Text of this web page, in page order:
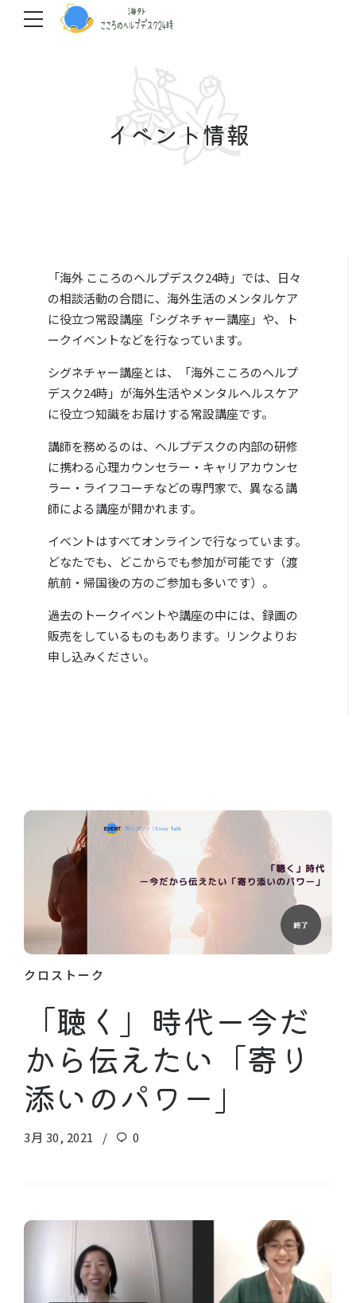
イベント情報
「海外 こころのヘルプデスク24時」では、日々
の相談活動の合間に、海外生活のメンタルケア
に役立つ常設講座「シグネチャー講座」や、ト
ークイベントなどを行なっています。
シグネチャー講座とは、「海外こころのヘルプ
デスク24時」が海外生活やメンタルヘルスケア
に役立つ知識をお届けする常設講座です。
講師を務めるのは、ヘルプデスクの内部の研修
に携わる心理カウンセラー・キャリアカウンセ
ラー・ライフコーチなどの専門家で、異なる講
師による講座が開かれます。
イベントはすべてオンラインで行なっています。
どなたでも、どこからでも参加が可能です（渡
航前・帰国後の方のご参加も多いです）。
過去のトークイベントや講座の中には、録画の
販売をしているものもあります。リンクよりお
申し込みください。
クロストーク
「聴く」時代ー今だ
から伝えたい「寄り
添いのパワー」
3月 30, 2021 0